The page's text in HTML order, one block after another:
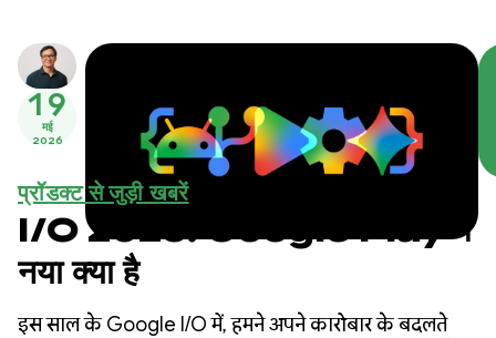
19
मई
2026
प्रॉडक्ट से जुड़ी खबरें
I/O 2026: Google Play में
नया क्या है
इस साल के Google I/O में, हमने अपने कारोबार के बदलते